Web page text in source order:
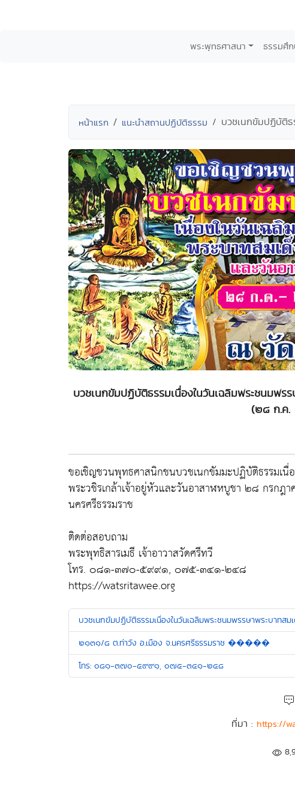
พระพุทธศาสนา ธรรมศึ
หน้าแรก แนะนำสถานปฏิบัติธรรม บวชเนกขัมปฏิบัติธ
บวชเนกขัมปฏิบัติธรรมเนื่องในวันเฉลิมพระชนมพร
(๒๘ ก.ค
ขอเชิญชวนพุทธศาสนิกชนบวชเนกขัมมะปฏิบัติธรรมเนื่
พระวชิรเกล้าเจ้าอยู่หัวและวันอาสาฬหบูชา ๒๘ กร
นครศรีธรรมราช
ติดต่อสอบถาม
พระพุทธิสารเมธี เจ้าอาวาสวัดศรีทวี
โทร. ๐๘๑-๓๗๐-๕๙๙๑, ๐๗๕-๓๔๑-๒๔๘
https://watsritawee.org
บวชเนกขัมปฏิบัติธรรมเนื่องในวันเฉลิมพระชนมพรรษาพระบาทส
๒๑๓๑/๘ ต.ท่าวัง อ.เมือง จ.นครศรีธรรมราช �����
โทร: ๐๘๑-๓๗๐-๕๙๙๑, ๐๗๕-๓๔๑-๒๔๘
ที่มา : https://